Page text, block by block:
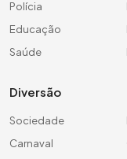
Polícia
Educação
Saúde
Diversão
Sociedade
Carnaval